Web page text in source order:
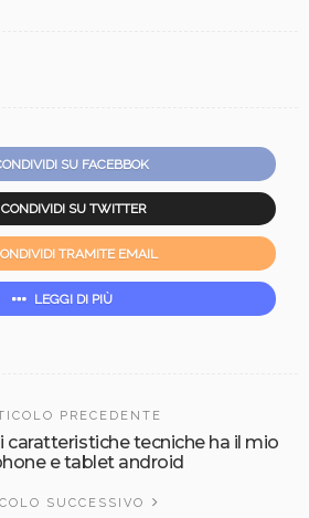
SU FACEBBOK
CONDIVIDI SU TWITTER
TRAMITE EMAIL
LEGGI DI PIÙ
PRECEDENTE
caratteristiche tecniche ha il mio
e tablet android
SUCCESSIVO